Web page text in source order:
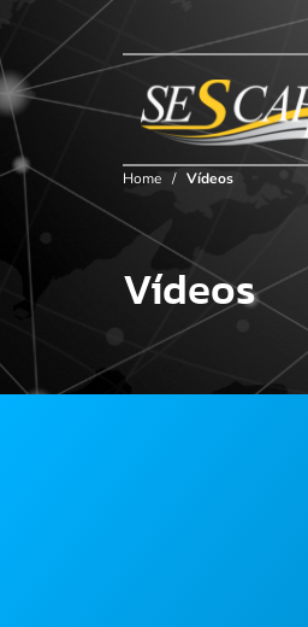
Início
SESCAP
Associados
Contribuição
Certificação
Home / Vídeos
Vídeos